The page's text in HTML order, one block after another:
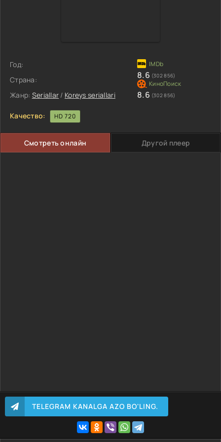
Год:
Страна:
Жанр: Seriallar / Koreys seriallari
8.6 (302 856)
8.6 (302 856)
Качество: HD 720
Смотреть онлайн Другой плеер
TELEGRAM KANALGA AZO BO'LING.